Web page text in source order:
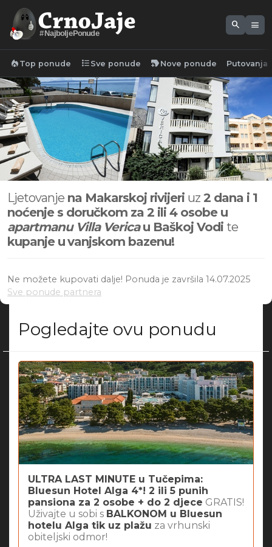
#NajboljePonude
search menu
local_fire_department Top ponude format_list_bulleted Sve ponude new_label Nove ponude Putovanja
Ljetovanje na Makarskoj rivijeri uz 2 dana i 1
noćenje s doručkom za 2 ili 4 osobe u
apartmanu Villa Vericau Baškoj Vodi te
kupanje uvanjskom bazenu!
Ne možete kupovati dalje! Ponuda je završila 14.07.2025
Sve ponude partnera
Pogledajte ovu ponudu
ULTRA LAST MINUTE u Tučepima:
Bluesun Hotel Alga 4*! 2 ili 5 punih
pansiona za 2 osobe + do 2 djece GRATIS!
Uživajte u sobi s BALKONOM u Bluesun
hotelu Alga tik uz plažu za vrhunski
obiteljski odmor!